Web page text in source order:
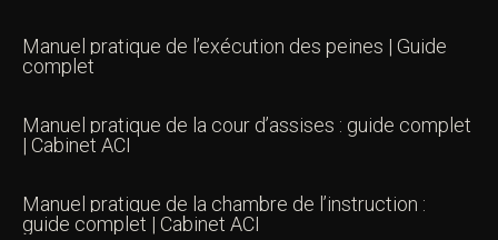
Manuel pratique de l’exécution des peines | Guide
complet
Manuel pratique de la cour d’assises : guide complet
| Cabinet ACI
Manuel pratique de la chambre de l’instruction :
guide complet | Cabinet ACI